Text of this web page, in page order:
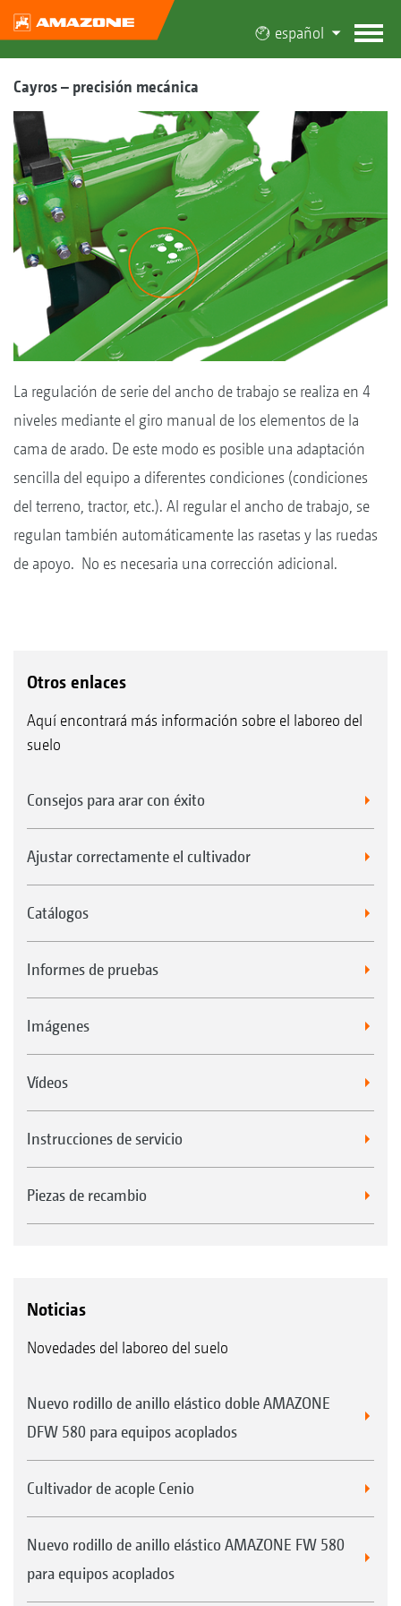
español
Cayros – precisión mecánica
La regulación de serie del ancho de trabajo se realiza en 4
niveles mediante el giro manual de los elementos de la
cama de arado. De este modo es posible una adaptación
sencilla del equipo a diferentes condiciones (condiciones
del terreno, tractor, etc.). Al regular el ancho de trabajo, se
regulan también automáticamente las rasetas y las ruedas
de apoyo. No es necesaria una corrección adicional.
Otros enlaces
Aquí encontrará más información sobre el laboreo del
suelo
Consejos para arar con éxito
Ajustar correctamente el cultivador
Catálogos
Informes de pruebas
Imágenes
Vídeos
Instrucciones de servicio
Piezas de recambio
Noticias
Novedades del laboreo del suelo
Nuevo rodillo de anillo elástico doble AMAZONE
DFW 580 para equipos acoplados
Cultivador de acople Cenio
Nuevo rodillo de anillo elástico AMAZONE FW 580
para equipos acoplados